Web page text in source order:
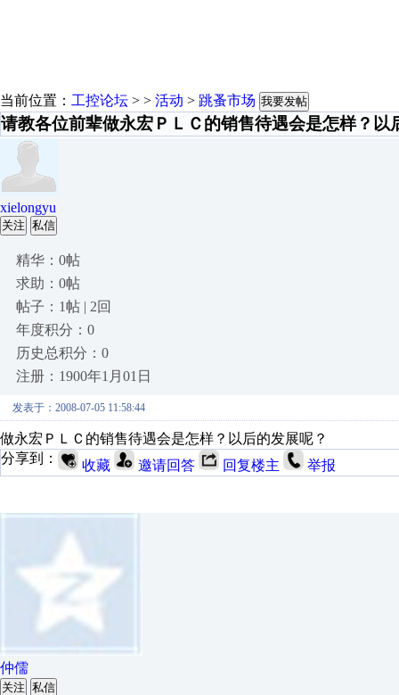
当前位置： 工控论坛 > > 活动 > 跳蚤市场 我要发帖
请教各位前辈做永宏ＰＬＣ的销售待遇会是怎样？以
xielongyu
关注 私信
精华：0帖
求助：0帖
帖子：1帖 | 2回
年度积分：0
历史总积分：0
注册：1900年1月01日
发表于：2008-07-05 11:58:44
做永宏ＰＬＣ的销售待遇会是怎样？以后的发展呢？
分享到：
收藏 邀请回答 回复楼主 举报
仲儒
关注 私信